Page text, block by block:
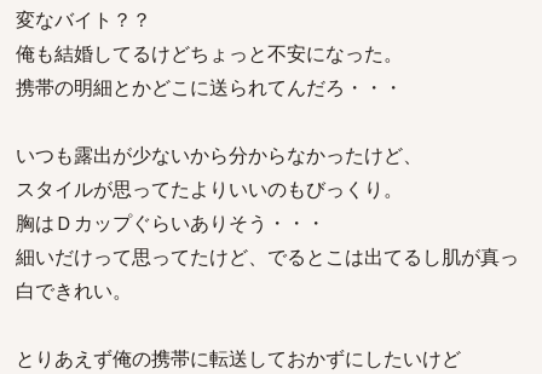
変なバイト？？
俺も結婚してるけどちょっと不安になった。
携帯の明細とかどこに送られてんだろ・・・
いつも露出が少ないから分からなかったけど、
スタイルが思ってたよりいいのもびっくり。
胸はＤカップぐらいありそう・・・
細いだけって思ってたけど、でるとこは出てるし肌が真っ
白できれい。
とりあえず俺の携帯に転送しておかずにしたいけど